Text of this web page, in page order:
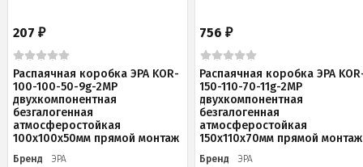
207 ₽
Распаячная коробка ЭРА KOR-
100-100-50-9g-2MP
двухкомпонентная
безгалогенная
атмосферостойкая
100х100х50мм прямой монтаж
Бренд
ЭРА
756₽
Распаячная коробка ЭРА
150-110-70-11g-2MP
двухкомпонентная
безгалогенная
атмосферостойкая
150х110х70мм прямой монтаж
Бренд
ЭРА